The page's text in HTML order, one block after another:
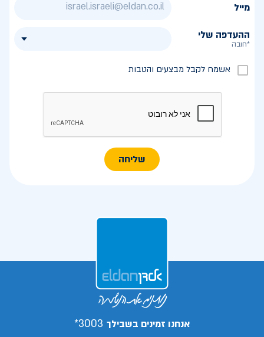
מייל
ההעדפה שלי
*חובה
אשמח לקבל מבצעים והטבות
שליחה
אנחנו זמינים בשבילך 3003*